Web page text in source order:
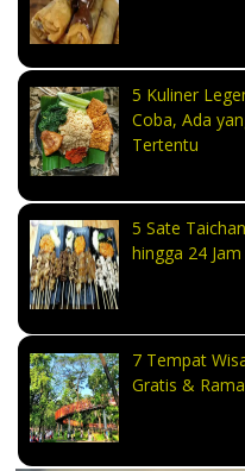
5 Kuliner
Coba, Ada
Tertentu
5 Sate
hingga 24
7 Tempat
Gratis &